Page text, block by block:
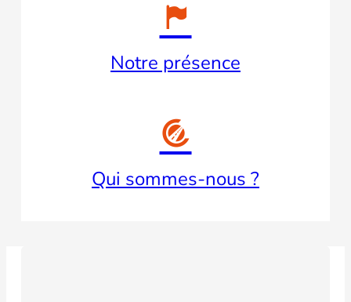

Notre présence

Qui sommes-nous ?